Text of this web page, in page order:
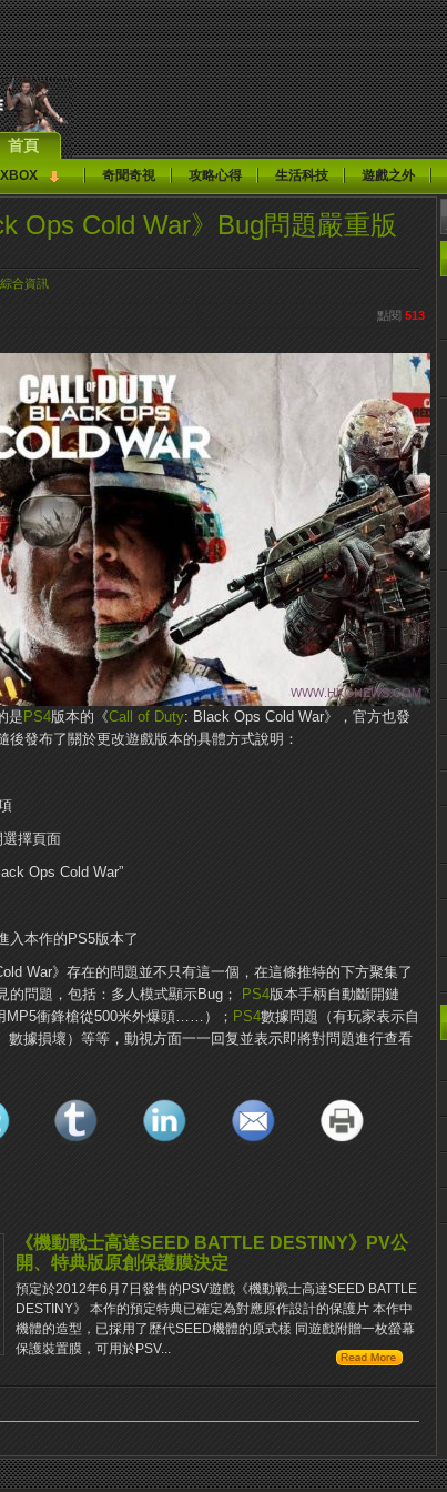
首頁
XBOX 奇聞奇視 攻略心得 生活科技 遊戲之外
Ops Cold War》Bug問題嚴重版
合資訊
點閱 513
是 PS4版本的《Call of Duty: Black Ops Cold War》，官方也發
發布了關於更改遊戲版本的具體方式說明：
擇頁面
Ops Cold War”
入本作的PS5版本了
War》存在的問題並不只有這一個，在這條推特的下方聚集了
的問題，包括：多人模式顯示Bug；
PS4版本手柄自動斷開鏈
MP5衝鋒槍從500米外爆頭……）； PS4數據問題（有玩家表示自
數據損壞）等等，動視方面一一回复並表示即將對問題進行查看
《機動戰士高達SEED BATTLE DESTINY》PV公
開、特典版原創保護膜決定
預定於2012年6月7日發售的PSV遊戲《機動戰士高達SEED BATTLE
DESTINY》 本作的預定特典已確定為對應原作設計的保護片 本作中
機體的造型，已採用了歷代SEED機體的原式樣 同遊戲附贈一枚螢幕
保護裝置膜，可用於PSV...